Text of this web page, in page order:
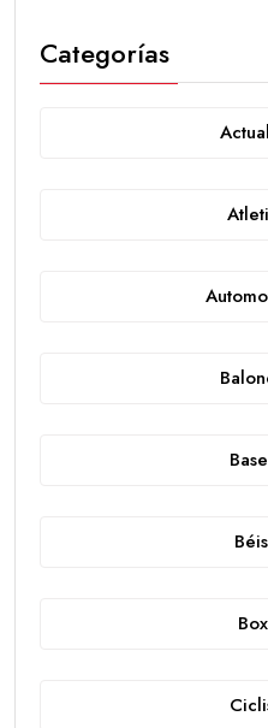
Categorías